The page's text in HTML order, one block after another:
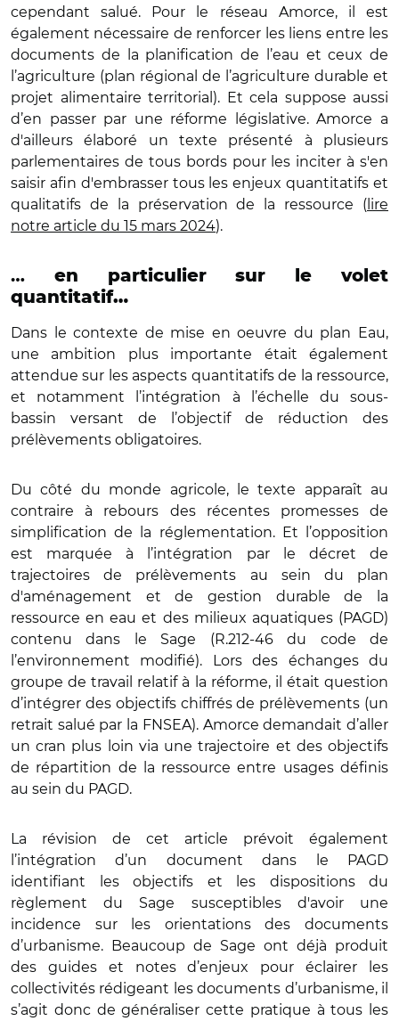
cependant salué. Pour le réseau Amorce, il est
également nécessaire de renforcer les liens entre les
documents de la planification de l’eau et ceux de
l’agriculture (plan régional de l’agriculture durable et
projet alimentaire territorial). Et cela suppose aussi
d’en passer par une réforme législative. Amorce a
d'ailleurs élaboré un texte présenté à plusieurs
parlementaires de tous bords pour les inciter à s'en
saisir afin d'embrasser tous les enjeux quantitatifs et
qualitatifs de la préservation de la ressource ( lire
notre article du 15 mars 2024).
… en particulier sur le volet
quantitatif…
Dans le contexte de mise en oeuvre du plan Eau,
une ambition plus importante était également
attendue sur les aspects quantitatifs de la ressource,
et notamment l’intégration à l’échelle du sous-
bassin versant de l’objectif de réduction des
prélèvements obligatoires.
Du côté du monde agricole, le texte apparaît au
contraire à rebours des récentes promesses de
simplification de la réglementation. Et l’opposition
est marquée à l’intégration par le décret de
trajectoires de prélèvements au sein du plan
d'aménagement et de gestion durable de la
ressource en eau et des milieux aquatiques (PAGD)
contenu dans le Sage (R.212-46 du code de
l’environnement modifié). Lors des échanges du
groupe de travail relatif à la réforme, il était question
d’intégrer des objectifs chiffrés de prélèvements (un
retrait salué par la FNSEA). Amorce demandait d’aller
un cran plus loin via une trajectoire et des objectifs
de répartition de la ressource entre usages définis
au sein du PAGD.
La révision de cet article prévoit également
l’intégration d’un document dans le PAGD
identifiant les objectifs et les dispositions du
règlement du Sage susceptibles d'avoir une
incidence sur les orientations des documents
d’urbanisme. Beaucoup de Sage ont déjà produit
des guides et notes d’enjeux pour éclairer les
collectivités rédigeant les documents d’urbanisme, il
s’agit donc de généraliser cette pratique à tous les